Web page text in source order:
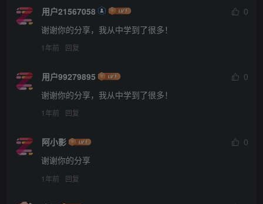
用户21567058
0
谢谢你的分享，我从中学到了很多！
1年前 回复
用户99279895
0
谢谢你的分享，我从中学到了很多！
1年前 回复
阿小影
0
谢谢你的分享
1年前 回复